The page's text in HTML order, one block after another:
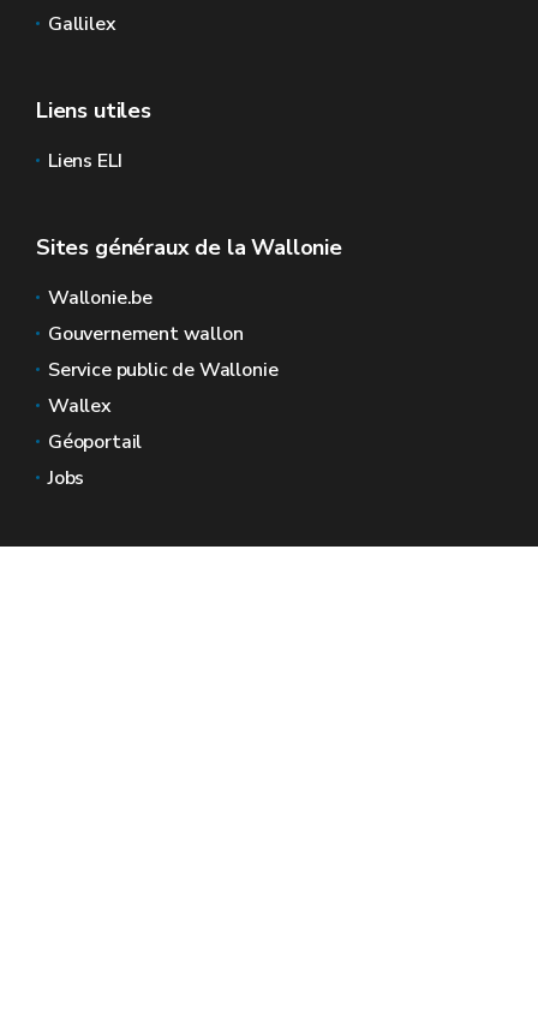
Gallilex
Liens utiles
Liens ELI
Sites généraux de la Wallonie
Wallonie.be
Gouvernement wallon
Service public de Wallonie
Wallex
Géoportail
Jobs